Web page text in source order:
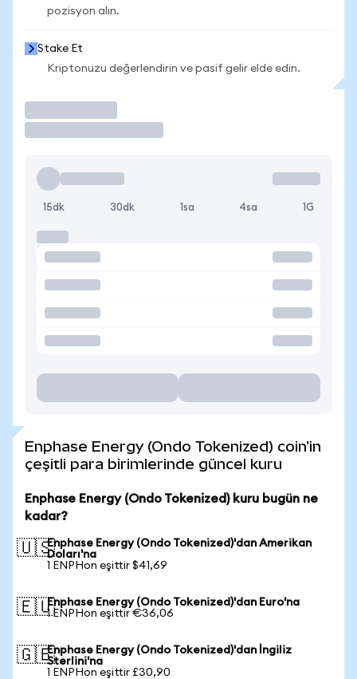
pozisyon alın.
Stake Et
Kriptonuzu değerlendirin ve pasif gelir elde edin.
15dk 30dk 1sa 4sa 1G
Enphase Energy (Ondo Tokenized) coin'in
çeşitli para birimlerinde güncel kuru
Enphase Energy (Ondo Tokenized) kuru bugün ne
kadar?
🇺🇸Enphase Energy (Ondo Tokenized)'dan Amerikan
Doları'na
1 ENPHon eşittir $41,69
🇪🇺Enphase Energy (Ondo Tokenized)'dan Euro'na
1 ENPHon eşittir €36,06
🇬🇧Enphase Energy (Ondo Tokenized)'dan İngiliz
Sterlini'na
1 ENPHon eşittir £30,90